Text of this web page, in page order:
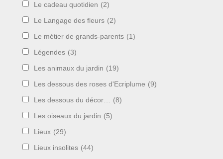
Le cadeau quotidien (2)
Le Langage des fleurs (2)
Le métier de grands-parents (1)
Légendes (3)
Les animaux du jardin (19)
Les dessous des roses d'Ecriplume (9)
Les dessous du décor… (8)
Les oiseaux du jardin (5)
Lieux (29)
Lieux insolites (44)